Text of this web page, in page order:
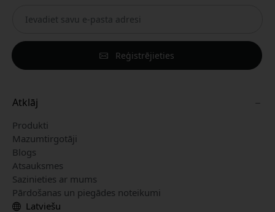
Reģistrējieties
Atklāj
Produkti
Mazumtirgotāji
Blogs
Atsauksmes
Sazinieties ar mums
Pārdošanas un piegādes noteikumi
Latviešu